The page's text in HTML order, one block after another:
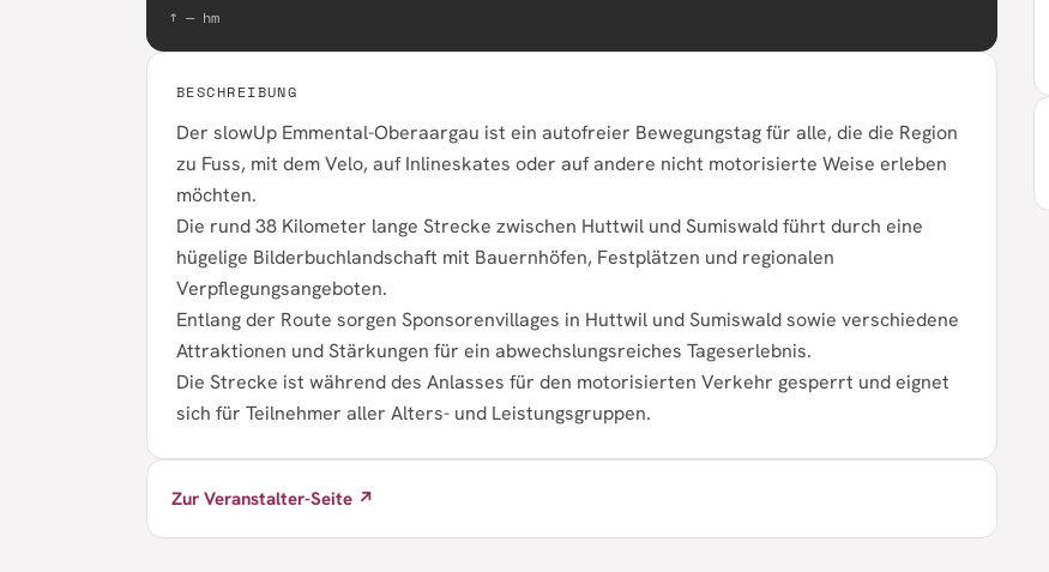
↑ —hm
BESCHREIBUNG
Der slowUp Emmental-Oberaargau ist ein autofreier Bewegungstag für alle, die die Region
zu Fuss, mit dem Velo, auf Inlineskates oder auf andere nicht motorisierte Weise erleben
möchten.
Die rund 38 Kilometer lange Strecke zwischen Huttwil und Sumiswald führt durch eine
hügelige Bilderbuchlandschaft mit Bauernhöfen, Festplätzen und regionalen
Verpflegungsangeboten.
Entlang der Route sorgen Sponsorenvillages in Huttwil und Sumiswald sowie verschiedene
Attraktionen und Stärkungen für ein abwechslungsreiches Tageserlebnis.
Die Strecke ist während des Anlasses für den motorisierten Verkehr gesperrt und eignet
sich für Teilnehmer aller Alters- und Leistungsgruppen.
Zur Veranstalter-Seite ↗